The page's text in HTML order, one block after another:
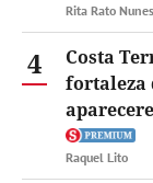
Rita Rato Nunes
4
Costa
fortaleza
Raquel Lito